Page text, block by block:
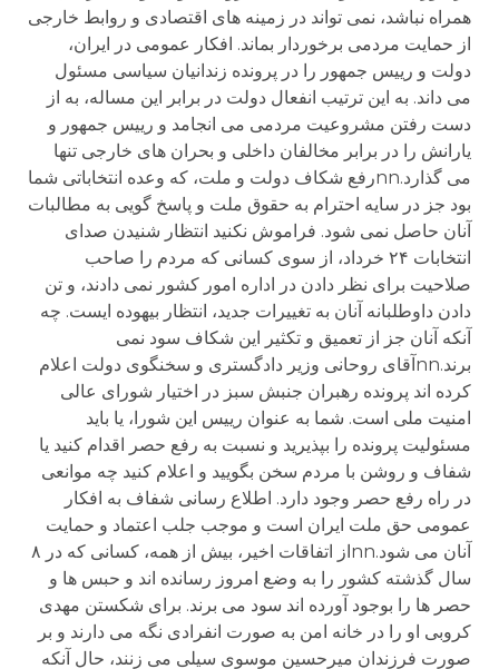
همراه نباشد، نمی تواند در زمينه های اقتصادی و روابط خارجی
از حمايت مردمی برخوردار بماند. افکار عمومی در ايران،
دولت و رييس جمهور را در پرونده زندانيان سياسی مسئول
می داند. به اين ترتيب انفعال دولت در برابر اين مساله، به از
دست رفتن مشروعيت مردمی می انجامد و رييس جمهور و
يارانش را در برابر مخالفان داخلی و بحران های خارجی تنها
می گذارد.nnرفع شکاف دولت و ملت، که وعده انتخاباتی شما
بود جز در سايه احترام به حقوق ملت و پاسخ گويی به مطالبات
آنان حاصل نمی شود. فراموش نکنيد انتظار شنيدن صدای
انتخابات ۲۴ خرداد، از سوی کسانی که مردم را صاحب
صلاحيت برای نظر دادن در اداره امور کشور نمی دادند، و تن
دادن داوطلبانه آنان به تغييرات جديد، انتظار بيهوده ايست. چه
آنکه آنان جز از تعميق و تکثير اين شکاف سود نمی
برند.nnآقای روحانی وزير دادگستری و سخنگوی دولت اعلام
کرده اند پرونده رهبران جنبش سبز در اختيار شورای عالی
امنيت ملی است. شما به عنوان رييس اين شورا، يا بايد
مسئوليت پرونده را بپذيريد و نسبت به رفع حصر اقدام کنيد يا
شفاف و روشن با مردم سخن بگوييد و اعلام کنيد چه موانعی
در راه رفع حصر وجود دارد. اطلاع رسانی شفاف به افکار
عمومی حق ملت ايران است و موجب جلب اعتماد و حمايت
آنان می شود.nnاز اتفاقات اخير، بيش از همه، کسانی که در ۸
سال گذشته کشور را به وضع امروز رسانده اند و حبس ها و
حصر ها را بوجود آورده اند سود می برند. برای شکستن مهدی
کروبی او را در خانه امن به صورت انفرادی نگه می دارند و بر
صورت فرزندان ميرحسين موسوی سيلی می زنند، حال آنکه